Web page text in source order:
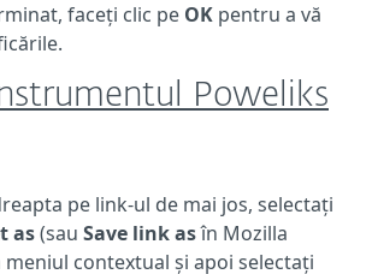
faceți clic pe OK pentru a vă
Poweliks
pe link-ul de mai jos, selectați
as(sau Save link asîn Mozilla
meniul contextual și apoi selectați